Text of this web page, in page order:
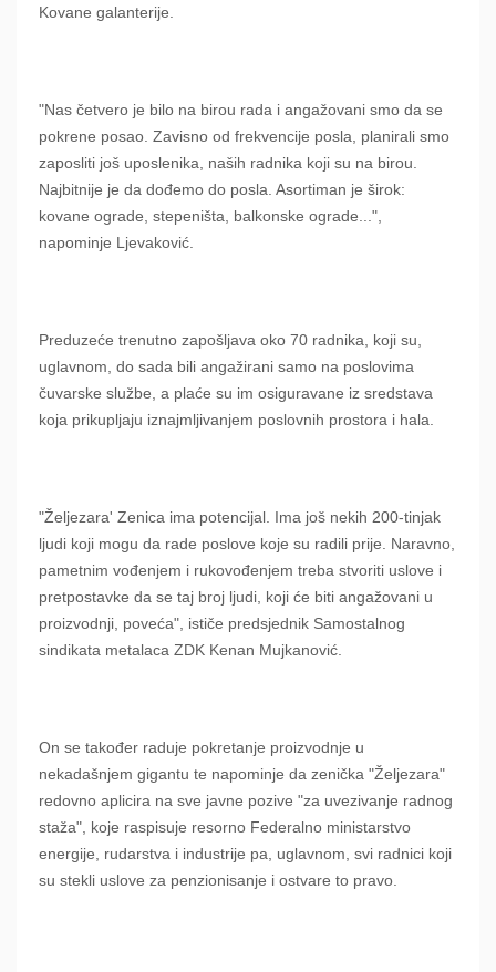
Kovane galanterije.
"Nas četvero je bilo na birou rada i angažovani smo da se
pokrene posao. Zavisno od frekvencije posla, planirali smo
zaposliti još uposlenika, naših radnika koji su na birou.
Najbitnije je da dođemo do posla. Asortiman je širok:
kovane ograde, stepeništa, balkonske ograde...",
napominje Ljevaković.
Preduzeće trenutno zapošljava oko 70 radnika, koji su,
uglavnom, do sada bili angažirani samo na poslovima
čuvarske službe, a plaće su im osiguravane iz sredstava
koja prikupljaju iznajmljivanjem poslovnih prostora i hala.
"Željezara' Zenica ima potencijal. Ima još nekih 200-tinjak
ljudi koji mogu da rade poslove koje su radili prije. Naravno,
pametnim vođenjem i rukovođenjem treba stvoriti uslove i
pretpostavke da se taj broj ljudi, koji će biti angažovani u
proizvodnji, poveća", ističe predsjednik Samostalnog
sindikata metalaca ZDK Kenan Mujkanović.
On se također raduje pokretanje proizvodnje u
nekadašnjem gigantu te napominje da zenička "Željezara"
redovno aplicira na sve javne pozive "za uvezivanje radnog
staža", koje raspisuje resorno Federalno ministarstvo
energije, rudarstva i industrije pa, uglavnom, svi radnici koji
su stekli uslove za penzionisanje i ostvare to pravo.